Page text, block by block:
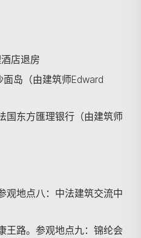
店退房
岛（由建筑师Edward
国东方匯理银行（由建筑师
观地点八：中法建筑交流中
王路。参观地点九：锦纶会